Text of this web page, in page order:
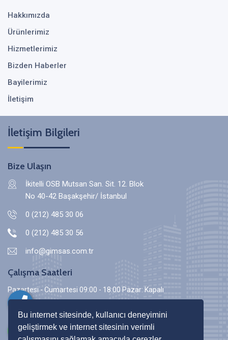
Bu internet sitesinde, kullanıcı deneyimini
geliştirmek ve internet sitesinin verimli
Hakkımızda
Ürünlerimiz
Hizmetlerimiz
Bizden Haberler
Bayilerimiz
İletişim
İletişim Bilgileri
Bize Ulaşın
İkitelli OSB Mutsan San. Sit. 12. Blok
No 40-42 Başakşehir/ İstanbul
0 (212) 485 30 06
0 (212) 485 30 56
info@gimsas.com.tr
Çalışma Saatleri
Pazartesi - Cumartesi 09:00 - 18:00 Pazar: Kapalı